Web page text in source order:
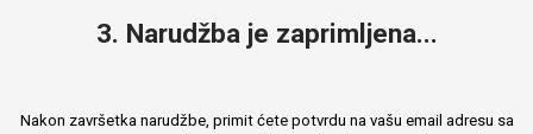
3. Narudžba je zaprimljena...
Nakon završetka narudžbe, primit ćete potvrdu na vašu email adresu sa